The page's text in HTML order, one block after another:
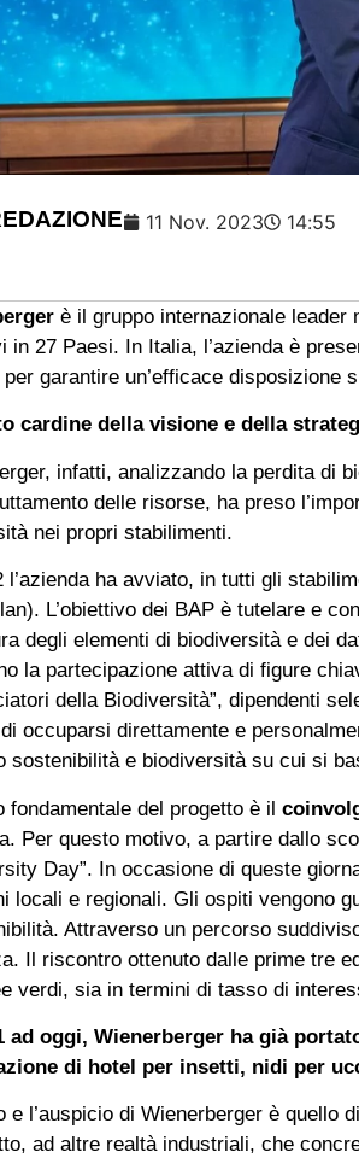
11 Nov. 2023 14:55
è il gruppo internazionale
in 27 Paesi. In Italia, l’azienda è
garantire un’efficace disposizione
cardine della visione e della
infatti, analizzando la perdita di
delle risorse, ha preso
nei propri stabilimenti.
l’azienda ha avviato, in tutti gli
L’obiettivo dei BAP è tutelare e
degli elementi di biodiversità e dei
la partecipazione attiva di figure
della Biodiversità”, dipendenti
occuparsi direttamente e
sostenibilità e biodiversità su cui si
fondamentale del progetto è il
Per questo motivo, a partire dallo
Day”. In occasione di queste
locali e regionali. Gli ospiti vengono
Attraverso un percorso
Il riscontro ottenuto dalle prime tre
verdi, sia in termini di tasso di
ad oggi, Wienerberger ha già
di hotel per insetti, nidi per
e l’auspicio di Wienerberger è quello
ad altre realtà industriali, che